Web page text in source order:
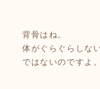
背骨はね。
体がぐらぐらしな
ではないのですよ。